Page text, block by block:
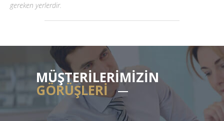
gereken yerlerdir.
MÜŞTERİLERİMİZİN
GÖRÜŞLERİ